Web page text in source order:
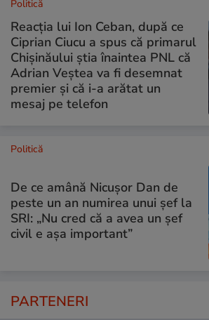
Politică
Reacția lui Ion Ceban, după ce
Ciprian Ciucu a spus că primarul
Chișinăului știa înaintea PNL că
Adrian Veștea va fi desemnat
premier și că i-a arătat un
mesaj pe telefon
Politică
De ce amână Nicușor Dan de
peste un an numirea unui șef la
SRI: „Nu cred că a avea un şef
civil e așa important”
PARTENERI